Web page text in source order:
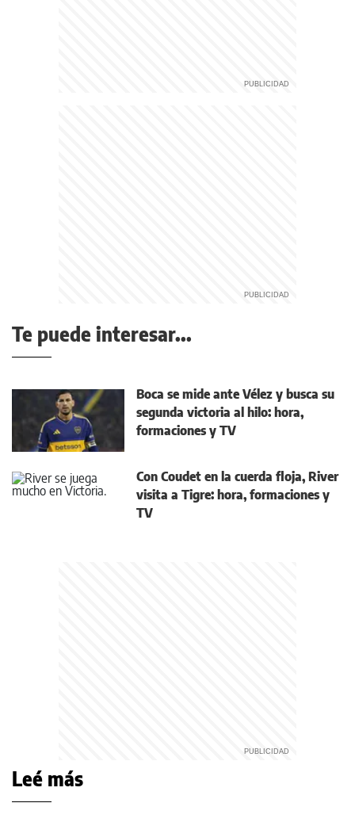
Te puede interesar...
Boca se mide ante Vélez y busca su
segunda victoria al hilo: hora,
formaciones y TV
Con Coudet en la cuerda floja, River
visita a Tigre: hora, formaciones y
TV
Leé más